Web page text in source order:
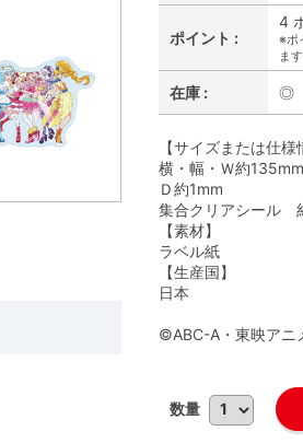
ポイント :
4
※ポ
ます
在庫 : ◎
【サイズまたは仕様
横・幅・Ｗ約
Ｄ約1mm
集合クリアシール
【素材】
ラベル紙
【生産国】
日本
©ABC-A・東映アニ
数量